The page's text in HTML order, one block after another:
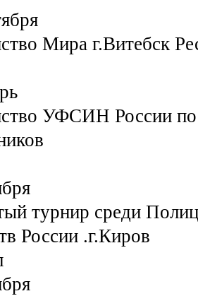
Мира г.Витебск
УФСИН России по
турнир среди
России .г.Киров